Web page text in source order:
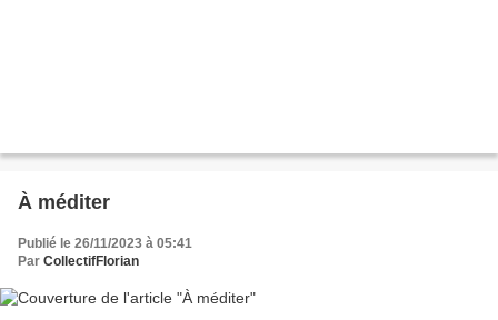
À méditer
Publié le 26/11/2023 à 05:41
Par CollectifFlorian